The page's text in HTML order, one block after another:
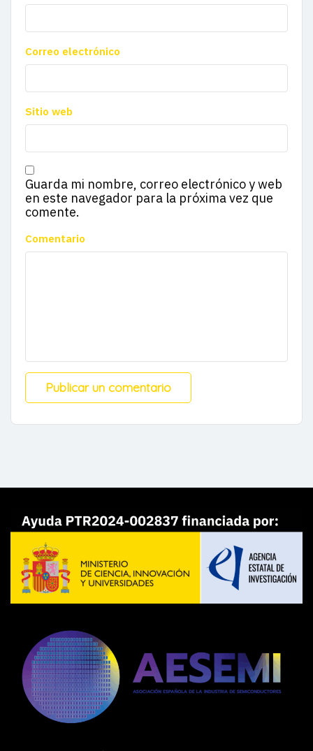
Correo electrónico
Sitio web
Guarda mi nombre, correo electrónico y web
en este navegador para la próxima vez que
comente.
Comentario